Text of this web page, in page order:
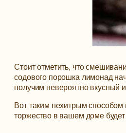
Стоит отметить, что
содового порошка лимонад
получим невероятно вкусный
Вот таким нехитрым
торжество в вашем доме